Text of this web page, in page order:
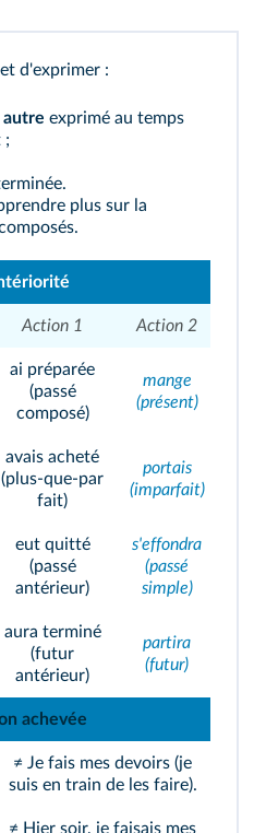
d'exprimer :
exprimé au temps
;
plus sur la
Action 1 Action 2
ai préparée
(passé
composé)
mange
(présent)
avais acheté
(plus‑que‑par
fait)
portais
(imparfait)
eut quitté
(passé
antérieur)
s'effondra
(passé
simple)
aura terminé
(futur
antérieur)
partira
(futur)
achevée
≠ Je fais mes devoirs (je
suis en train de les faire).
≠ Hier soir, je faisais mes